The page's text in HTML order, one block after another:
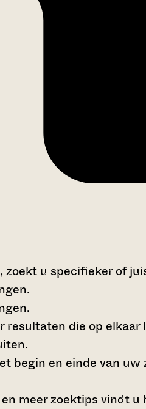
u specifieker of
resultaten die op elkaar
begin en einde van
meer zoektips vindt u